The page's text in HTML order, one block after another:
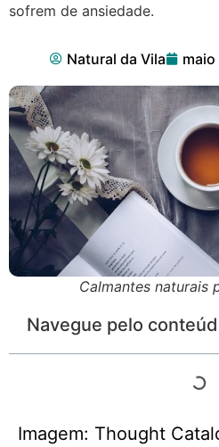
sofrem de ansiedade.
Natural da Vila
Calmantes naturais
Navegue pelo
Imagem: Thought